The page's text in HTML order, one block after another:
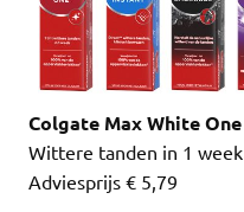
Colgate Max White One
Wittere tanden in 1 week
Adviesprijs € 5,79